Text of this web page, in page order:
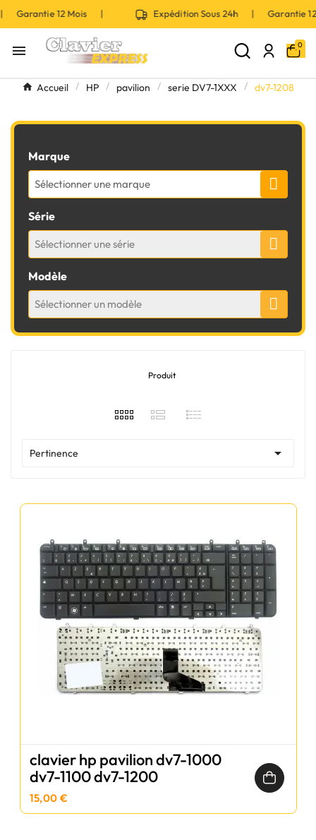
Garantie 12 Mois | Expédition Sous 24h | Garantie
 0
Accueil HP pavilion serie DV7-1XXX dv7-1208
Marque
Sélectionner une marque
Série
Sélectionner une série
Modèle
Sélectionner un modèle
Produit
Pertinence 
clavier hp pavilion dv7-1000
dv7-1100 dv7-1200
15,00 €